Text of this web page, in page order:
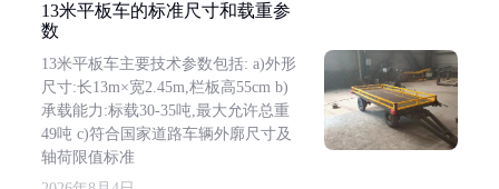
13米平板车的标准尺寸和载重参
数
13米平板车主要技术参数包括: a)外形
尺寸:长13m×宽2.45m,栏板高55cm b)
承载能力:标载30-35吨,最大允许总重
49吨 c)符合国家道路车辆外廓尺寸及
轴荷限值标准